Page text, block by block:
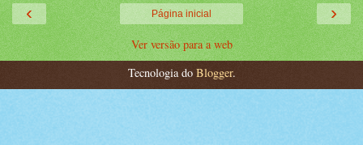
‹ ›
Página inicial
Ver versão para a web
Tecnologia do Blogger.